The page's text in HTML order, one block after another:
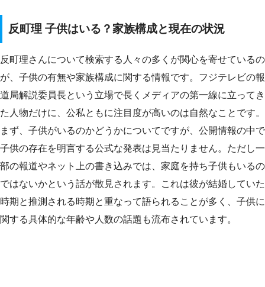
反町理 子供はいる？家族構成と現在の状況
反町理さんについて検索する人々の多くが関心を寄せているの
が、子供の有無や家族構成に関する情報です。フジテレビの報
道局解説委員長という立場で長くメディアの第一線に立ってき
た人物だけに、公私ともに注目度が高いのは自然なことです。
まず、子供がいるのかどうかについてですが、公開情報の中で
子供の存在を明言する公式な発表は見当たりません。ただし一
部の報道やネット上の書き込みでは、家庭を持ち子供もいるの
ではないかという話が散見されます。これは彼が結婚していた
時期と推測される時期と重なって語られることが多く、子供に
関する具体的な年齢や人数の話題も流布されています。